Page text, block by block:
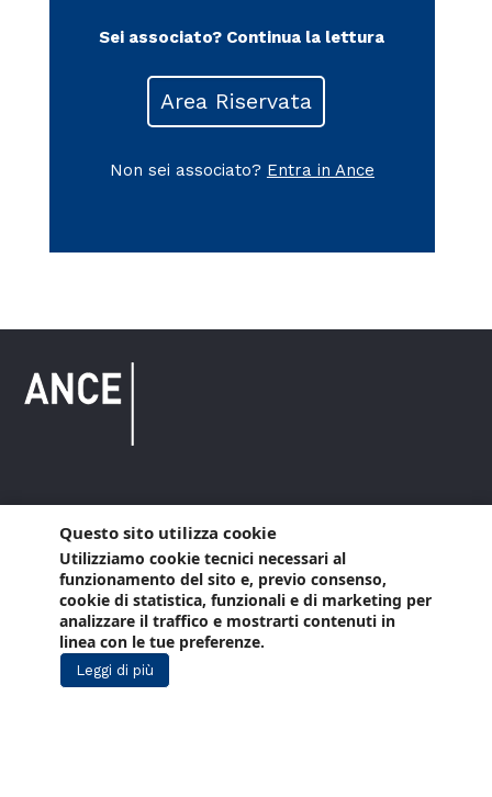
Sei associato? Continua la lettura
Area Riservata
Non sei associato? Entra in Ance
Copyright © 2021 ANCE. Tutti i diritti riservati.
Privacy
Arianna Net
Società di
servizi
Cookie Policy
Arianna CE
Gestisci cookie
Social Media Policy
Questo sito utilizza cookie
Utilizziamo cookie tecnici necessari al
funzionamento del sito e, previo consenso,
cookie di statistica, funzionali e di marketing per
analizzare il traffico e mostrarti contenuti in
linea con le tue preferenze.
Leggi di più